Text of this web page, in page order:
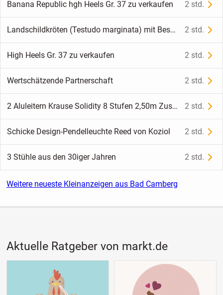
Banana Republic hgh Heels Gr. 37 zu verkaufen 2 std.
Landschildkröten (Testudo marginata) mit Bescheinigung abzugeben 2 std.
High Heels Gr. 37 zu verkaufen 2 std.
Wertschätzende Partnerschaft 2 std.
2 Aluleitern Krause Solidity 8 Stufen 2,50m Zustand sehr gut 2 std.
Schicke Design-Pendelleuchte Reed von Koziol 2 std.
3 Stühle aus den 30iger Jahren 2 std.
Weitere neueste Kleinanzeigen aus Bad Camberg
Aktuelle Ratgeber von markt.de